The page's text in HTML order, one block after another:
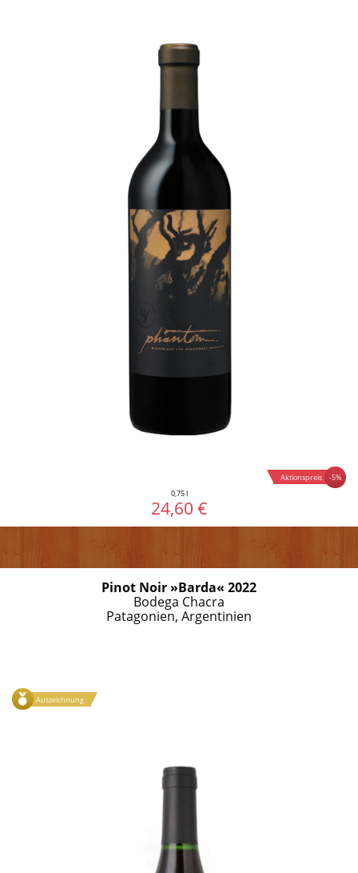
-5%
Aktionspreis
0,75 l
24,60 €
Pinot Noir »Barda« 2022
Bodega Chacra
Patagonien, Argentinien
Auszeichnung